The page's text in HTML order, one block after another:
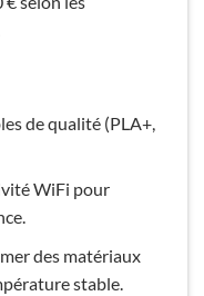
de qualité (PLA+,
WiFi pour
des matériaux
stable.